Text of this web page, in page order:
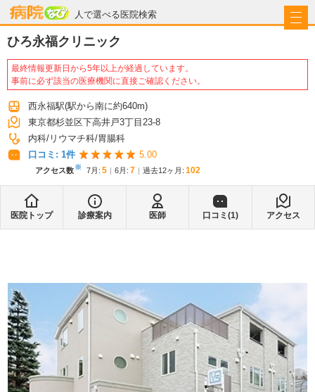
人で選べる医院検索
病院なび
ひろ永福クリニック
最終情報更新日から5年以上が経過しています。
事前に必ず該当の医療機関に直接ご確認ください。
西永福駅(駅から南に約640m)
東京都杉並区下高井戸3丁目23-8
内科 リウマチ科 胃腸科
口コミ: 1件 5.00
アクセス数※ 7月 : 5 6月 : 7 過去12ヶ月: 102
医院トップ 診療案内 医師 口コミ(1) アクセス